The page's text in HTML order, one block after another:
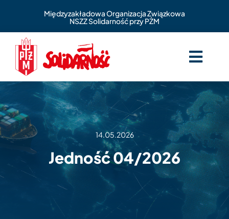
content
Międzyzakładowa Organizacja Związkowa
NSZZ Solidarność przy PŻM
Aktualności
Zasiłki statutowe
Benefity
Wspomnienia
14.05.2026
Jedność 04/2026